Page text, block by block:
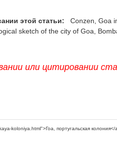
этой статьи:
Conzen, Goa
sketch of the city of Goa,
или цитировании